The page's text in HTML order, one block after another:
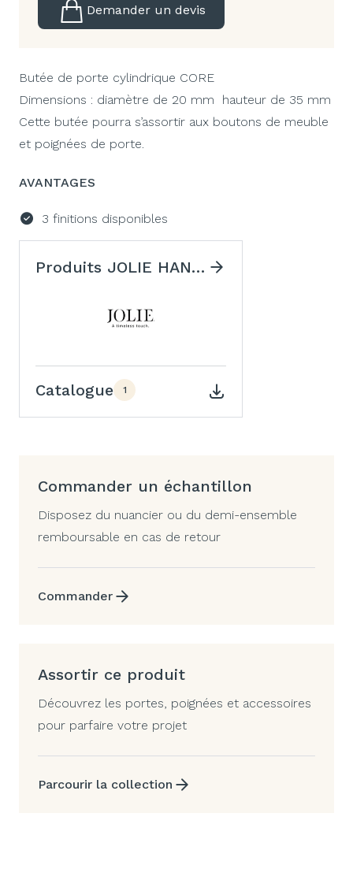
Demander un devis
Butée de porte cylindrique CORE
Dimensions : diamètre de 20 mm hauteur de 35 mm
Cette butée pourra s’assortir aux boutons de meuble
et poignées de porte.
AVANTAGES
3 finitions disponibles
Produits JOLIE HANDLES
Catalogue 1
Commander un échantillon
Disposez du nuancier ou du demi-ensemble
remboursable en cas de retour
Commander
Assortir ce produit
Découvrez les portes, poignées et accessoires
pour parfaire votre projet
Parcourir la collection